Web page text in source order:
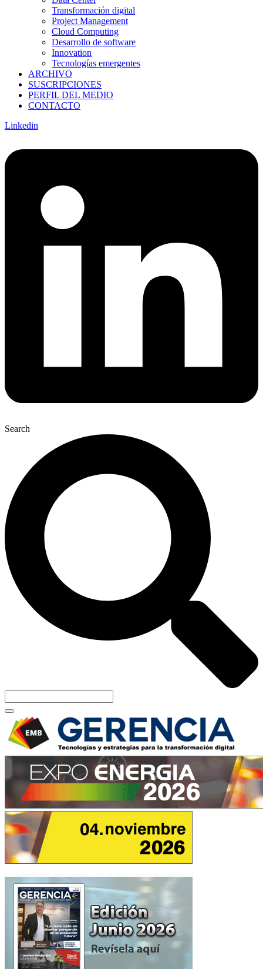
Transformación digital
Project Management
Cloud Computing
Desarrollo de software
Innovation
Tecnologías emergentes
ARCHIVO
SUSCRIPCIONES
PERFIL DEL MEDIO
CONTACTO
Linkedin
Search